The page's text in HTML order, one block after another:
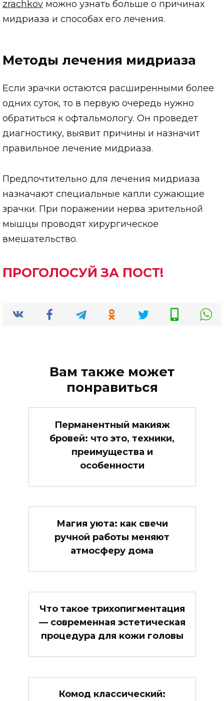
zrachkov можно узнать больше о причинах
мидриаза и способах его лечения.
Методы лечения мидриаза
Если зрачки остаются расширенными более
одних суток, то в первую очередь нужно
обратиться к офтальмологу. Он проведет
диагностику, выявит причины и назначит
правильное лечение мидриаза.
Предпочтительно для лечения мидриаза
назначают специальные капли сужающие
зрачки. При поражении нерва зрительной
мышцы проводят хирургическое
вмешательство.
ПРОГОЛОСУЙ ЗА ПОСТ!
Вам также может
понравиться
Перманентный макияж
бровей: что это, техники,
преимущества и
особенности
Магия уюта: как свечи
ручной работы меняют
атмосферу дома
Что такое трихопигментация
— современная эстетическая
процедура для кожи головы
Комод классический: